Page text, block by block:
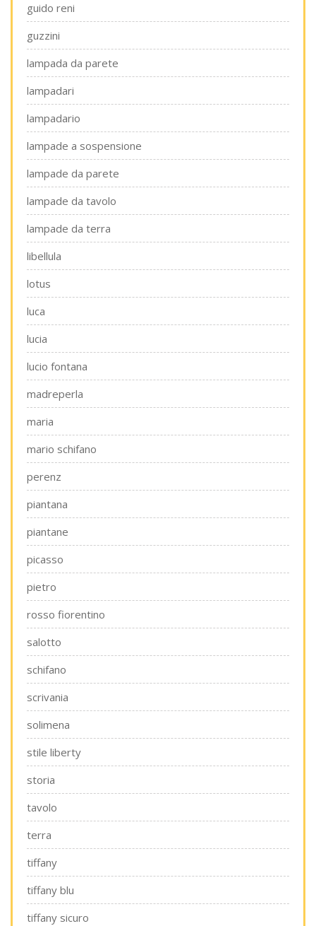
guido reni
guzzini
lampada da parete
lampadari
lampadario
lampade a sospensione
lampade da parete
lampade da tavolo
lampade da terra
libellula
lotus
luca
lucia
lucio fontana
madreperla
maria
mario schifano
perenz
piantana
piantane
picasso
pietro
rosso fiorentino
salotto
schifano
scrivania
solimena
stile liberty
storia
tavolo
terra
tiffany
tiffany blu
tiffany sicuro